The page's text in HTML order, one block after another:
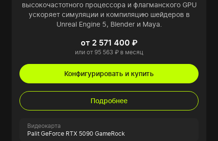
высокочастотного процессора и флагманского GPU
ускоряет симуляции и компиляцию шейдеров в
Unreal Engine 5, Blender и Maya.
от 2 571 400 ₽
или от 95 563 ₽ в месяц
Конфигурировать и купить
Подробнее
Видеокарта
Palit GeForce RTX 5090 GameRock